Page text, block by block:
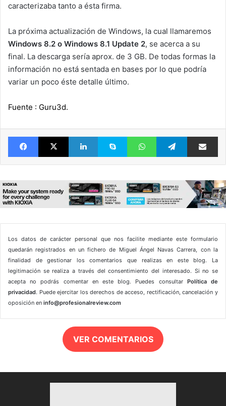
caracterizaba tanto a ésta firma.
La próxima actualización de Windows, la cual llamaremos
Windows 8.2 o Windows 8.1 Update 2, se acerca a su
final. La descarga sería aprox. de 3 GB. De todas formas la
información no está sentada en bases por lo que podría
variar un poco éste detalle último.
Fuente : Guru3d.
FacebookX LinkedIn Skype WhatsAppTelegram
Los datos de carácter personal que nos facilite mediante este formulario
quedarán registrados en un fichero de Miguel Ángel Navas Carrera, con la
finalidad de gestionar los comentarios que realizas en este blog. La
legitimación se realiza a través del consentimiento del interesado. Si no se
acepta no podrás comentar en este blog. Puedes consultar Política de
privacidad. Puede ejercitar los derechos de acceso, rectificación, cancelación y
oposición en info@profesionalreview.com
VER COMENTARIOS